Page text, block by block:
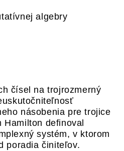
algebry
čísel na trojrozmerný
násobenia pre trojice
Hamilton definoval
systém, v ktorom
poradia činiteľov.